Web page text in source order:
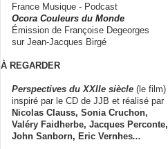
France Musique - Podcast
Ocora Couleurs du Monde
Émission de Françoise Degeorges
sur Jean-Jacques Birgé
À REGARDER
Perspectives du XXIIe siècle (le film)
inspiré par le CD de JJB et réalisé par
Nicolas Clauss, Sonia Cruchon,
Valéry Faidherbe, Jacques Perconte,
John Sanborn, Eric Vernhes...